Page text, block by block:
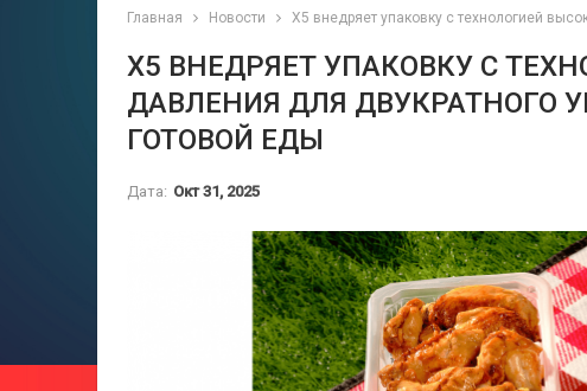
Главная Новости X5 внедряет упаковку с технологией
X5 ВНЕДРЯЕТ УПАКОВКУ С
ДАВЛЕНИЯ ДЛЯ ДВУКРАТНОГО
ГОТОВОЙ ЕДЫ
Дата: Окт 31, 2025